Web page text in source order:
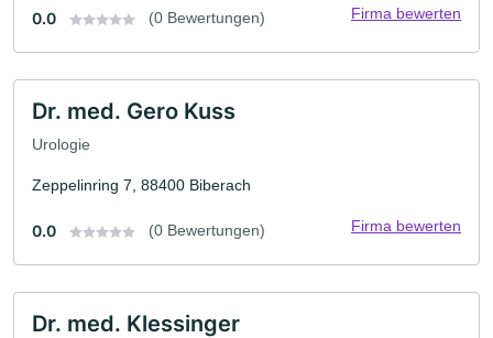
0.0 (0 Bewertungen) Firma bewerten
Dr. med. Gero Kuss
Urologie
Zeppelinring 7, 88400 Biberach
0.0 (0 Bewertungen) Firma bewerten
Dr. med. Klessinger